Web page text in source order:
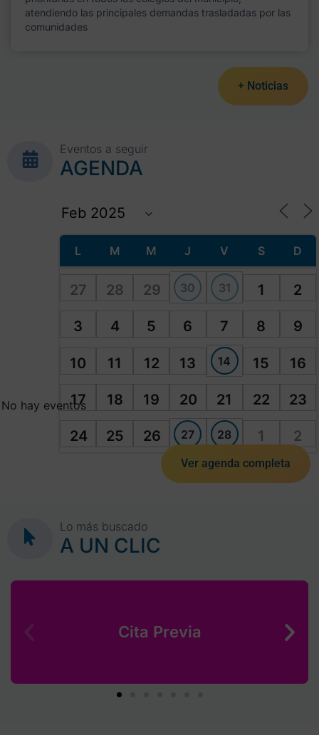
atendiendo las principales demandas trasladadas por las
comunidades
+ Noticias
Eventos a seguir
AGENDA
L M M J V S D
27 28 29 30 31 1 2
3 4 5 6 7 8 9
10 11 12 13 14 15 16
17 18 19 20 21 22 23
24 25 26 27 28 1 2
No hay eventos
Ver agenda completa
Lo más buscado
A UN CLIC
Cita Previa